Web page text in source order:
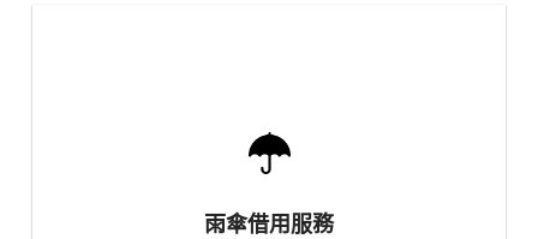
雨傘借用服務